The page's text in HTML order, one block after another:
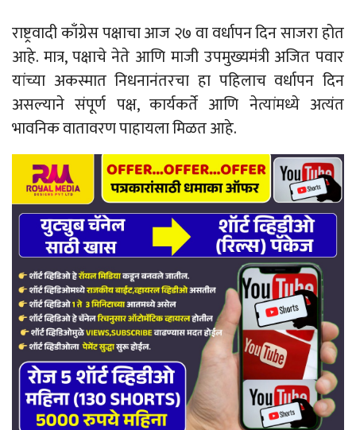
राष्ट्रवादी काँग्रेस पक्षाचा आज २७ वा वर्धापन दिन साजरा होत
आहे. मात्र, पक्षाचे नेते आणि माजी उपमुख्यमंत्री अजित पवार
यांच्या अकस्मात निधनानंतरचा हा पहिलाच वर्धापन दिन
असल्याने संपूर्ण पक्ष, कार्यकर्ते आणि नेत्यांमध्ये अत्यंत
भावनिक वातावरण पाहायला मिळत आहे.